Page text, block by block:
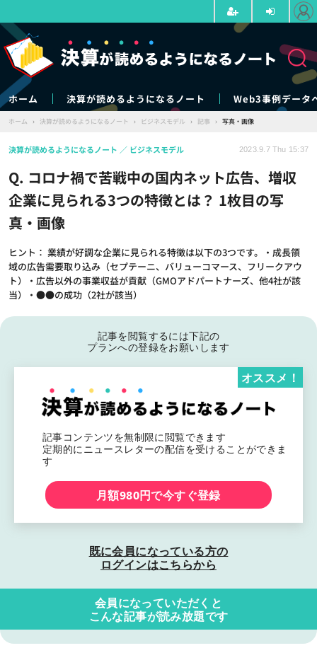
ホーム 決算が読めるようになるノート Web3事例データ
ホーム › 決算が読めるようになるノート › ビジネスモデル › 記事 › 写真・画像
Q. コロナ禍で苦戦中の国内ネット広告、増収
企業に見られる3つの特徴とは？ 1枚目の写
真・画像
ヒント： 業績が好調な企業に見られる特徴は以下の3つです。・成長領
域の広告需要取り込み（セプテーニ、バリューコマース、フリークアウ
ト）・広告以外の事業収益が貢献（GMOアドパートナーズ、他4社が該
当）・●●の成功（2社が該当）
決算が読めるようになるノート ビジネスモデル 2023.9.7 Thu 15:37
記事を閲覧するには下記の
プランへの登録をお願いします
記事コンテンツを無制限に閲覧できます
定期的にニュースレターの配信を受けることができま
す
オススメ！
月額980円で今すぐ登録
既に会員になっている方の
ログインはこちらから
会員になっていただくと
こんな記事が読み放題です